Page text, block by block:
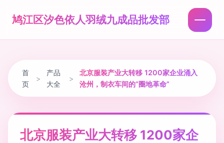
鸠江区汐色依人羽绒九成品批发部
首
页
>
产品
大全
>
北京服装产业大转移 1200家企业涌入
沧州，制衣车间的“圈地革命”
北京服装产业大转移 1200家企